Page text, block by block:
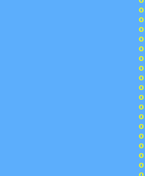
o
o
o
o
o
o
o
o
o
o
o
o
o
o
o
o
o